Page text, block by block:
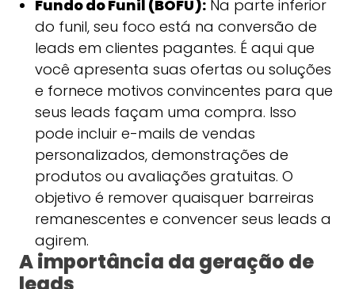
Fundo do Funil (BOFU):Na parte inferior
do funil, seu foco está na conversão de
leads em clientes pagantes. É aqui que
você apresenta suas ofertas ou soluções
e fornece motivos convincentes para que
seus leads façam uma compra. Isso
pode incluir e-mails de vendas
personalizados, demonstrações de
produtos ou avaliações gratuitas. O
objetivo é remover quaisquer barreiras
remanescentes e convencer seus leads a
agirem.
A importância da geração de